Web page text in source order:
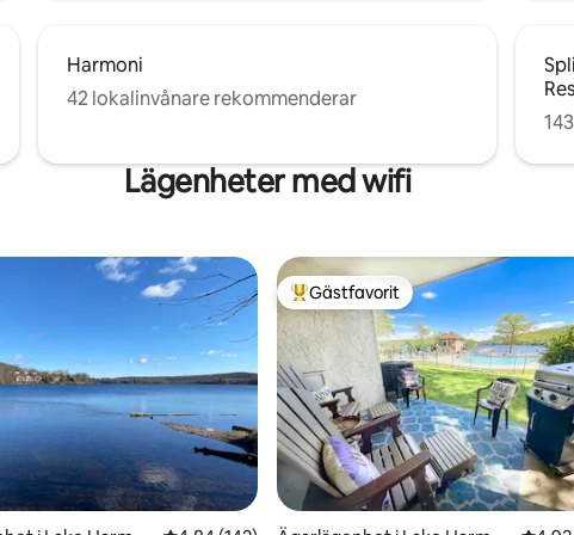
Harmoni
42 lokalinvånare rekommenderar
Lägenheter med wifi
Populär gästfavorit
Gästfavorit